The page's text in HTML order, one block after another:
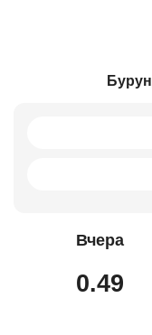
Вчера
0.49